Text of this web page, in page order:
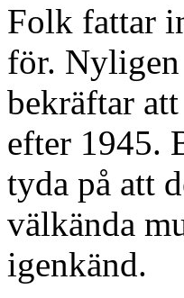
Folk fattar
för.
bekräftar
efter 1945.
tyda på att
välkända
igenkänd.